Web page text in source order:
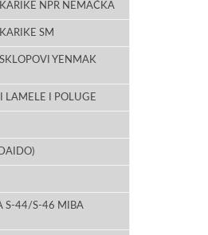
NPR NEMAČKA
SM
YENMAK
LAMELE I POLUGE
S-44/S-46 MIBA